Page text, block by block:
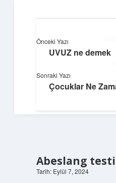
Abeslang
Tarih: Eylül 7, 2024
Önceki Yazı
UVUZ ne demek
Sonraki Yazı
Çocuklar Ne